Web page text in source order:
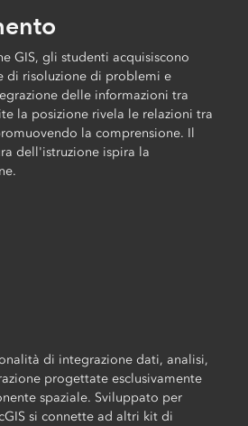
GIS, gli studenti acquisiscono
di risoluzione di problemi e
delle informazioni tra
la posizione rivela le relazioni tra
la comprensione. Il
dell'istruzione ispira la
di integrazione dati, analisi,
progettate esclusivamente
spaziale. Sviluppato per
si connette ad altri kit di